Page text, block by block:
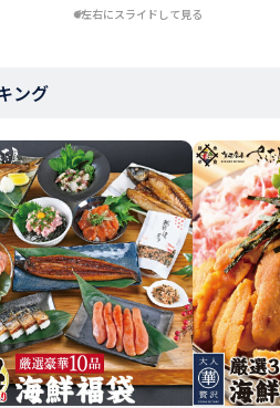
左右にスライドして見る
ング